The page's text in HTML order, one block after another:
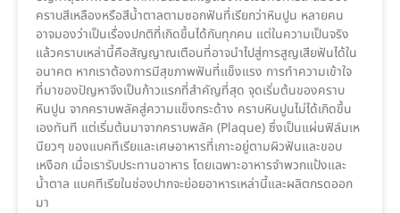
คราบสีเหลืองหรือสีน้ำตาลตามซอกฟันที่เรียกว่าหินปูน หลายคน
อาจมองว่าเป็นเรื่องปกติที่เกิดขึ้นได้กับทุกคน แต่ในความเป็นจริง
แล้วคราบเหล่านี้คือสัญญาณเตือนที่อาจนำไปสู่การสูญเสียฟันได้ใน
อนาคต หากเราต้องการมีสุขภาพฟันที่แข็งแรง การทำความเข้าใจ
ที่มาของปัญหาจึงเป็นก้าวแรกที่สำคัญที่สุด จุดเริ่มต้นของคราบ
หินปูน จากคราบพลัคสู่ความแข็งกระด้าง คราบหินปูนไม่ได้เกิดขึ้น
เองทันที แต่เริ่มต้นมาจากคราบพลัค (Plaque) ซึ่งเป็นแผ่นฟิล์มเห
นียวๆ ของแบคทีเรียและเศษอาหารที่เกาะอยู่ตามผิวฟันและขอบ
เหงือก เมื่อเรารับประทานอาหาร โดยเฉพาะอาหารจำพวกแป้งและ
น้ำตาล แบคทีเรียในช่องปากจะย่อยอาหารเหล่านี้และผลิตกรดออก
มา